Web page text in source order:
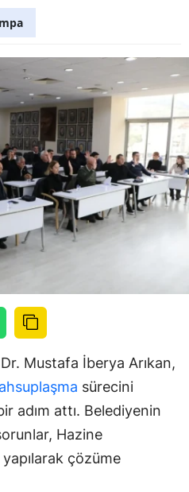
Mustafa İberya Arıkan,
sürecini
adım attı. Belediyenin
Hazine
yapılarak çözüme